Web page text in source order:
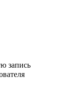
запись